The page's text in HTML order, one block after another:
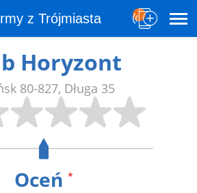
z Trójmiasta
Horyzont
80-827, Długa 35
Oceń *